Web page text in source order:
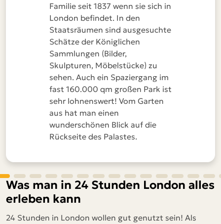
Familie seit 1837 wenn sie sich in
London befindet. In den
Staatsräumen sind ausgesuchte
Schätze der Königlichen
Sammlungen (Bilder,
Skulpturen, Möbelstücke) zu
sehen. Auch ein Spaziergang im
fast 160.000 qm großen Park ist
sehr lohnenswert! Vom Garten
aus hat man einen
wunderschönen Blick auf die
Rückseite des Palastes.
Was man in 24 Stunden London alles
erleben kann
24 Stunden in London wollen gut genutzt sein! Als